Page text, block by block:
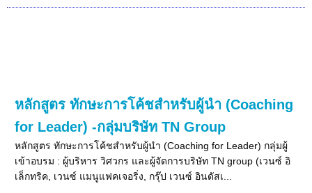
หลักสูตร ทักษะการโค้ชสำหรับผู้นำ (Coaching
for Leader) -กลุ่มบริษัท TN Group
หลักสูตร ทักษะการโค้ชสำหรับผู้นำ (Coaching for Leader) กลุ่มผู้
เข้าอบรม : ผู้บริหาร วิศวกร และผู้จัดการบริษัท TN group (เวนซ์ อิ
เล็กทริค, เวนซ์ แมนูแฟคเจอริ่ง, กรุ๊ป เวนซ์ อินดัสเ...